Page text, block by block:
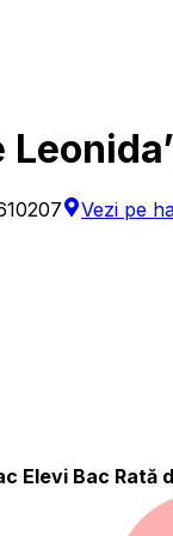
Vezi pe
Elevi Bac Rată